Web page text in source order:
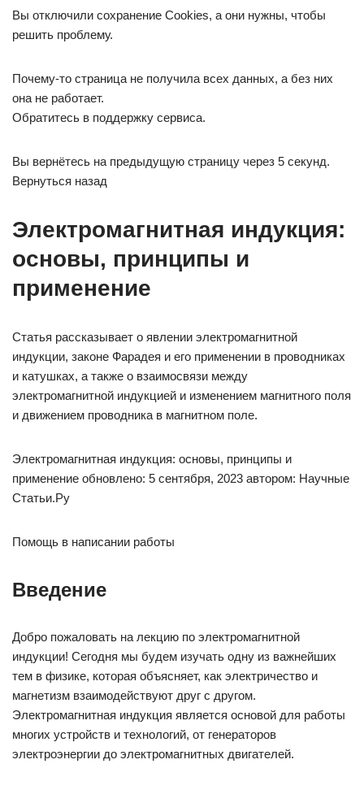
Вы отключили сохранение Cookies, а они нужны, чтобы
решить проблему.
Почему-то страница не получила всех данных, а без них
она не работает.
Обратитесь в поддержку сервиса.
Вы вернётесь на предыдущую страницу через 5 секунд.
Вернуться назад
Электромагнитная индукция:
основы, принципы и
применение
Статья рассказывает о явлении электромагнитной
индукции, законе Фарадея и его применении в проводниках
и катушках, а также о взаимосвязи между
электромагнитной индукцией и изменением магнитного поля
и движением проводника в магнитном поле.
Электромагнитная индукция: основы, принципы и
применение обновлено: 5 сентября, 2023 автором: Научные
Статьи.Ру
Помощь в написании работы
Введение
Добро пожаловать на лекцию по электромагнитной
индукции! Сегодня мы будем изучать одну из важнейших
тем в физике, которая объясняет, как электричество и
магнетизм взаимодействуют друг с другом.
Электромагнитная индукция является основой для работы
многих устройств и технологий, от генераторов
электроэнергии до электромагнитных двигателей.